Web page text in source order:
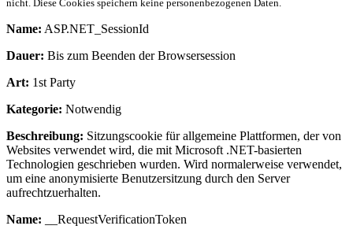
nicht. Diese Cookies speichern keine personenbezogenen Daten.
Name: ASP.NET_SessionId
Dauer: Bis zum Beenden der Browsersession
Art: 1st Party
Kategorie: Notwendig
Beschreibung: Sitzungscookie für allgemeine Plattformen, der von
Websites verwendet wird, die mit Microsoft .NET-basierten
Technologien geschrieben wurden. Wird normalerweise verwendet,
um eine anonymisierte Benutzersitzung durch den Server
aufrechtzuerhalten.
Name: __RequestVerificationToken